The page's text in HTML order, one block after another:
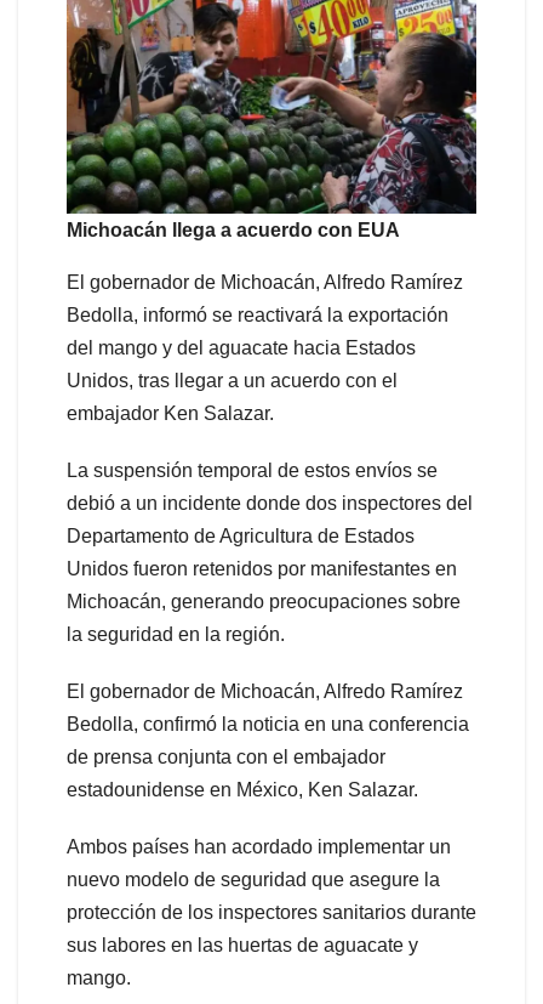
Michoacán llega a acuerdo con EUA
El gobernador de Michoacán, Alfredo Ramírez
Bedolla, informó se reactivará la exportación
del mango y del aguacate hacia Estados
Unidos, tras llegar a un acuerdo con el
embajador Ken Salazar.
La suspensión temporal de estos envíos se
debió a un incidente donde dos inspectores del
Departamento de Agricultura de Estados
Unidos fueron retenidos por manifestantes en
Michoacán, generando preocupaciones sobre
la seguridad en la región.
El gobernador de Michoacán, Alfredo Ramírez
Bedolla, confirmó la noticia en una conferencia
de prensa conjunta con el embajador
estadounidense en México, Ken Salazar.
Ambos países han acordado implementar un
nuevo modelo de seguridad que asegure la
protección de los inspectores sanitarios durante
sus labores en las huertas de aguacate y
mango.